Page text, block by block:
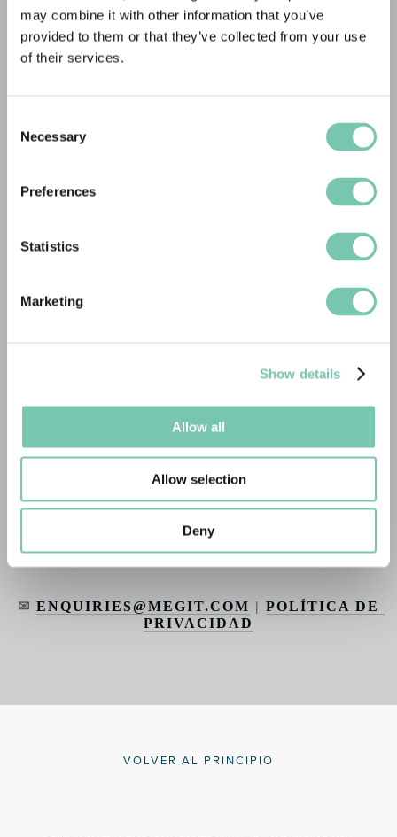
may combine it with other information that you’ve
provided to them or that they’ve collected from your use
of their services.
Selection
Necessary
Preferences
Statistics
Marketing
Show details
Allow all
Allow selection
Deny
🔎The Stable Yard, Vicarage Road,
Stony Stratford,
🔎 Royal Class Building, Dubai Investment Park First
🔎 Nivel 1, 16 McDougall, Street, Milton, QLD, 4064,
✆ +64 27 2685353
🔎MEG QMS Inc, 867 Boylston Street, 5.º piso,
Boston, MA, 02116
✉ ENQUIRIES@MEGIT.COM | POLÍTICA DE
PRIVACIDAD
VOLVER AL PRINCIPIO